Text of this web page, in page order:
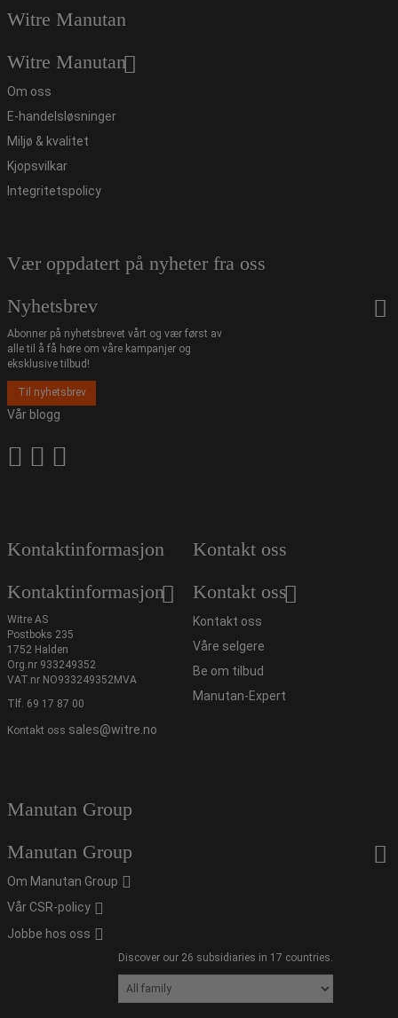
Witre Manutan
Witre Manutan
Om oss
E-handelsløsninger
Miljø & kvalitet
Kjopsvilkar
Integritetspolicy
Vær oppdatert på nyheter fra oss
Nyhetsbrev
Abonner på nyhetsbrevet vårt og vær først av
alle til å få høre om våre kampanjer og
eksklusive tilbud!
Til nyhetsbrev
Vår blogg
Kontaktinformasjon
Kontaktinformasjon
Witre AS
Postboks 235
1752 Halden
Org.nr 933249352
VAT.nr NO933249352MVA
Tlf. 69 17 87 00
Kontakt oss sales@witre.no
Kontakt oss
Kontakt oss
Kontakt oss
Våre selgere
Be om tilbud
Manutan-Expert
Manutan Group
Manutan Group
Om Manutan Group
Vår CSR-policy
Jobbe hos oss
Discover our 26 subsidiaries in 17 countries.